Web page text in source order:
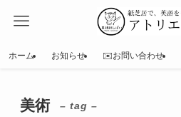
ホーム お知らせ ✉️お問い合わせ
美術 – tag –